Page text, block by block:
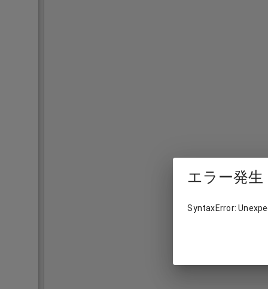
エラー発生
SyntaxError: